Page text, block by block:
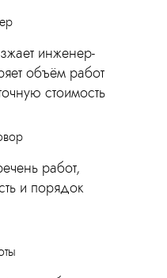
инженер-
объём работ
стоимость
работ,
и порядок